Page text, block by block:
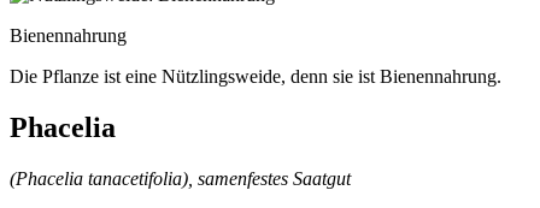
Bienennahrung
Die Pflanze ist eine Nützlingsweide, denn sie ist Bienennahrung.
Phacelia
(Phacelia tanacetifolia), samenfestes Saatgut